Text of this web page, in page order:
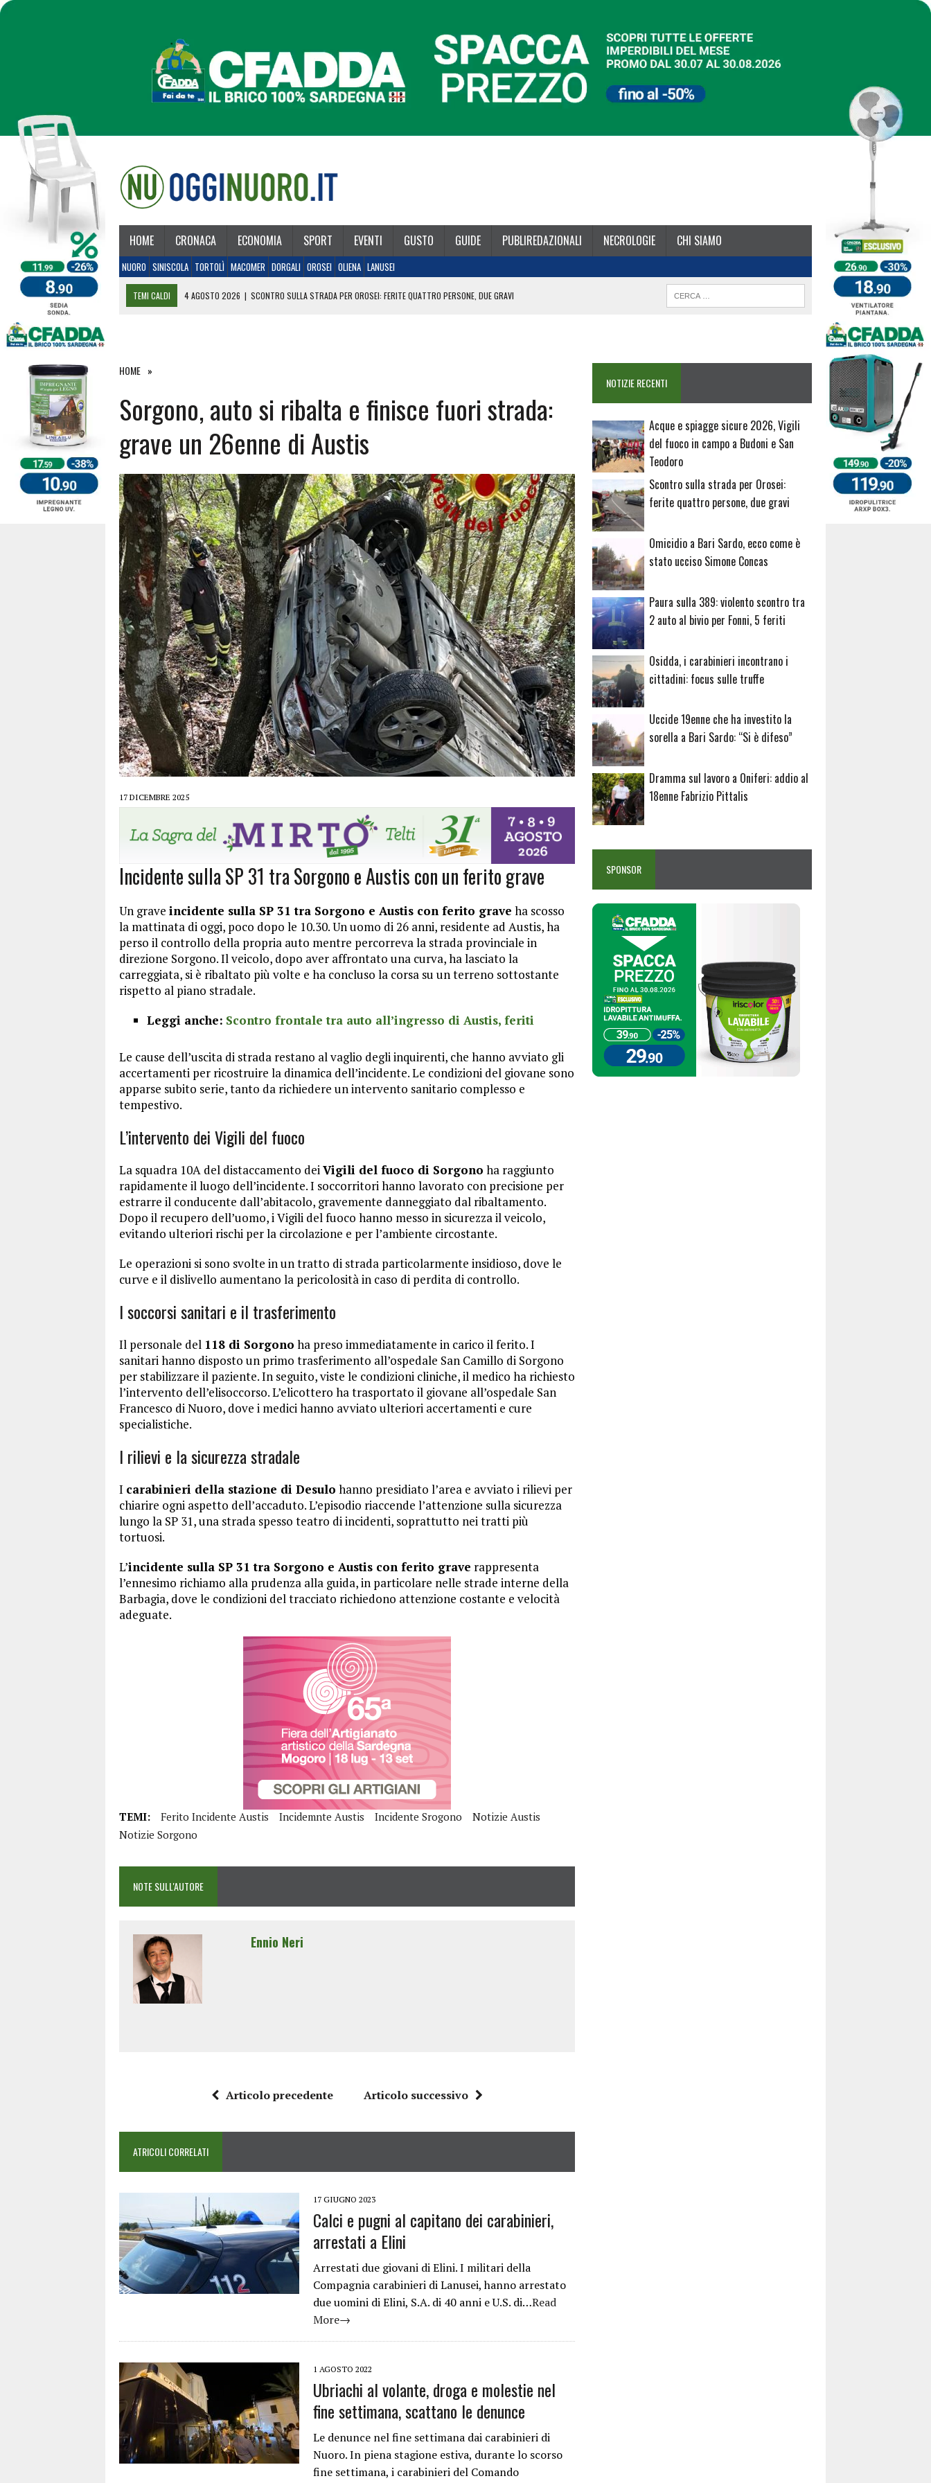
HOME CRONACA ECONOMIA SPORT EVENTI GUSTO GUIDE PUBLIREDAZIONALI NECROLOGIE CHI SIAMO
NUORO SINISCOLA TORTOLÌ MACOMER DORGALI OROSEI OLIENA LANUSEI
TEMI CALDI 4 AGOSTO 2026 | SCONTRO SULLA STRADA PER OROSEI: FERITE QUATTRO PERSONE, DUE GRAVI
25 LUGLIO 2026
HOME
Sorgono, auto si ribalta e finisce fuori strada:
grave un 26enne di Austis
17 DICEMBRE 2025
Incidente sulla SP 31 tra Sorgono e Austis con un ferito grave
Un grave incidente sulla SP 31 tra Sorgono e Austis con ferito grave ha scosso
la mattinata di oggi, poco dopo le 10.30. Un uomo di 26 anni, residente ad Austis, ha
perso il controllo della propria auto mentre percorreva la strada provinciale in
direzione Sorgono. Il veicolo, dopo aver affrontato una curva, ha lasciato la
carreggiata, si è ribaltato più volte e ha concluso la corsa su un terreno sottostante
rispetto al piano stradale.
Leggi anche: Scontro frontale tra auto all’ingresso di Austis, feriti
Le cause dell’uscita di strada restano al vaglio degli inquirenti, che hanno avviato gli
accertamenti per ricostruire la dinamica dell’incidente. Le condizioni del giovane sono
apparse subito serie, tanto da richiedere un intervento sanitario complesso e
tempestivo.
L’intervento dei Vigili del fuoco
La squadra 10A del distaccamento deiVigili del fuoco di Sorgono ha raggiunto
rapidamente il luogo dell’incidente. I soccorritori hanno lavorato con precisione per
estrarre il conducente dall’abitacolo, gravemente danneggiato dal ribaltamento.
Dopo il recupero dell’uomo, i Vigili del fuoco hanno messo in sicurezza il veicolo,
evitando ulteriori rischi per la circolazione e per l’ambiente circostante.
Le operazioni si sono svolte in un tratto di strada particolarmente insidioso, dove le
curve e il dislivello aumentano la pericolosità in caso di perdita di controllo.
I soccorsi sanitari e il trasferimento
Il personale del 118 di Sorgono ha preso immediatamente in carico il ferito. I
sanitari hanno disposto un primo trasferimento all’ospedale San Camillo di Sorgono
per stabilizzare il paziente. In seguito, viste le condizioni cliniche, il medico ha richiesto
l’intervento dell’elisoccorso. L’elicottero ha trasportato il giovane all’ospedale San
Francesco di Nuoro, dove i medici hanno avviato ulteriori accertamenti e cure
specialistiche.
I rilievi e la sicurezza stradale
I carabinieri della stazione di Desulo hanno presidiato l’area e avviato i rilievi per
chiarire ogni aspetto dell’accaduto. L’episodio riaccende l’attenzione sulla sicurezza
lungo la SP 31, una strada spesso teatro di incidenti, soprattutto nei tratti più
tortuosi.
L’incidente sulla SP 31 tra Sorgono e Austis con ferito grave rappresenta
l’ennesimo richiamo alla prudenza alla guida, in particolare nelle strade interne della
Barbagia, dove le condizioni del tracciato richiedono attenzione costante e velocità
adeguate.
TEMI: Ferito Incidente Austis Incidemnte Austis Incidente Srogono
Notizie Austis
Notizie Sorgono
NOTE SULL'AUTORE
Ennio Neri
Articolo precedente Articolo successivo
ATRICOLI CORRELATI
17 GIUGNO 2023
Calci e pugni al capitano dei carabinieri,
arrestati a Elini
Arrestati due giovani di Elini. I militari della
Compagnia carabinieri di Lanusei, hanno arrestato
due uomini di Elini, S.A. di 40 anni e U.S. di…Read
More→
1 AGOSTO 2022
Ubriachi al volante, droga e molestie nel
fine settimana, scattano le denunce
Le denunce nel fine settimana dai carabinieri di
Nuoro. In piena stagione estiva, durante lo scorso
fine settimana, i carabinieri del Comando
NOTIZIE RECENTI
Acque e spiagge sicure 2026, Vigili
del fuoco in campo a Budoni e San
Teodoro
Scontro sulla strada per Orosei:
ferite quattro persone, due gravi
Omicidio a Bari Sardo, ecco come è
stato ucciso Simone Concas
Paura sulla 389: violento scontro tra
2 auto al bivio per Fonni, 5 feriti
Osidda, i carabinieri incontrano i
cittadini: focus sulle truffe
Uccide 19enne che ha investito la
sorella a Bari Sardo: “Si è difeso”
Dramma sul lavoro a Oniferi: addio al
18enne Fabrizio Pittalis
SPONSOR